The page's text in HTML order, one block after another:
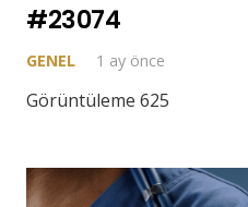
#23074
GENEL 1 ay önce
Görüntüleme 625